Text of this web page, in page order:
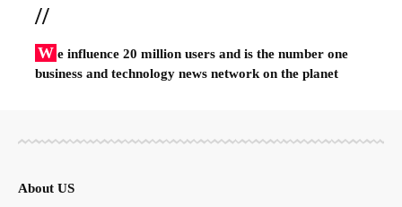
//
W e influence 20 million users and is the number one
business and technology news network on the planet
About US